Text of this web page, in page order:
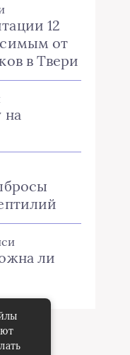
12
от
в Твери
на
ли